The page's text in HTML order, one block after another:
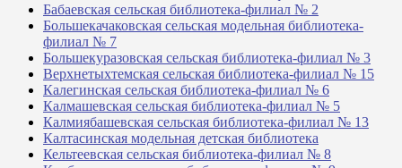
Бабаевская сельская библиотека-филиал № 2
Большекачаковская сельская модельная библиотека-
филиал № 7
Большекуразовская сельская библиотека-филиал № 3
Верхнетыхтемская сельская библиотека-филиал № 15
Калегинская сельская библиотека-филиал № 6
Калмашевская сельская библиотека-филиал № 5
Калмиябашевская сельская библиотека-филиал № 13
Калтасинская модельная детская библиотека
Кельтеевская сельская библиотека-филиал № 8